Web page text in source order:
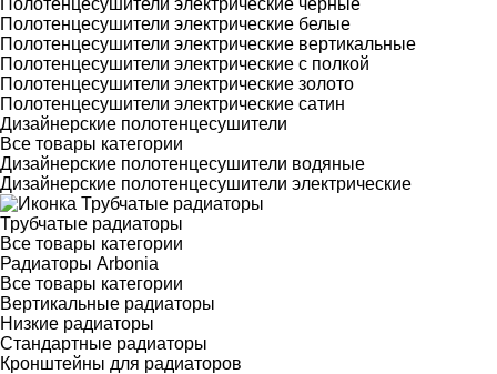
Полотенцесушители электрические черные
Полотенцесушители электрические белые
Полотенцесушители электрические вертикальные
Полотенцесушители электрические с полкой
Полотенцесушители электрические золото
Полотенцесушители электрические сатин
Дизайнерские полотенцесушители
Все товары категории
Дизайнерские полотенцесушители водяные
Дизайнерские полотенцесушители электрические
Трубчатые радиаторы
Все товары категории
Радиаторы Arbonia
Все товары категории
Вертикальные радиаторы
Низкие радиаторы
Стандартные радиаторы
Кронштейны для радиаторов